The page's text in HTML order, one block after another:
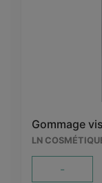
Gommage
LN
-